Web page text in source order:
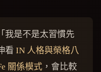
我是不是太習慣先
看 IN 人格與榮格八
關係模式 ，會比較